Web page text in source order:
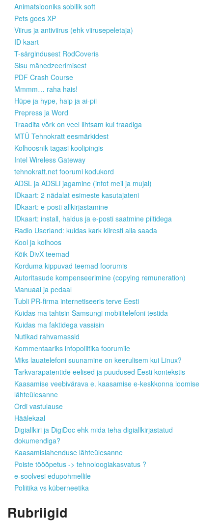
Animatsiooniks sobilik soft
Pets goes XP
Viirus ja antiviirus (ehk viirusepeletaja)
ID kaart
T-särgindusest RodCoveris
Sisu mänedzeerimisest
PDF Crash Course
Mmmm… raha hais!
Hüpe ja hype, haip ja ai-pii
Prepress ja Word
Traadita võrk on veel lihtsam kui traadiga
MTÜ Tehnokratt eesmärkidest
Kolhoosnik tagasi koolipingis
Intel Wireless Gateway
tehnokratt.net foorumi kodukord
ADSL ja ADSLi jagamine (infot meil ja mujal)
IDkaart: 2 nädalat esimeste kasutajateni
IDkaart: e-posti allkirjastamine
IDkaart: install, haldus ja e-posti saatmine piltidega
Radio Userland: kuidas kark kiiresti alla saada
Kool ja kolhoos
Kõik DivX teemad
Korduma kippuvad teemad foorumis
Autoritasude kompenseerimine (copying remuneration)
Manuaal ja pedaal
Tubli PR-firma internetiseeris terve Eesti
Kuidas ma tahtsin Samsungi mobiiltelefoni testida
Kuidas ma faktidega vassisin
Nutikad rahvamassid
Kommentaariks infopoliitika foorumile
Miks lauatelefoni suunamine on keerulisem kui Linux?
Tarkvarapatentide eelised ja puudused Eesti kontekstis
Kaasamise veebivärava e. kaasamise e-keskkonna loomise
lähteülesanne
Ordi vastulause
Häälekaal
Digiallkiri ja DigiDoc ehk mida teha digiallkirjastatud
dokumendiga?
Kaasamislahenduse lähteülesanne
Poiste tööõpetus -> tehnoloogiakasvatus ?
e-soolvesi edupohmellile
Poliitika vs küberneetika
Rubriigid